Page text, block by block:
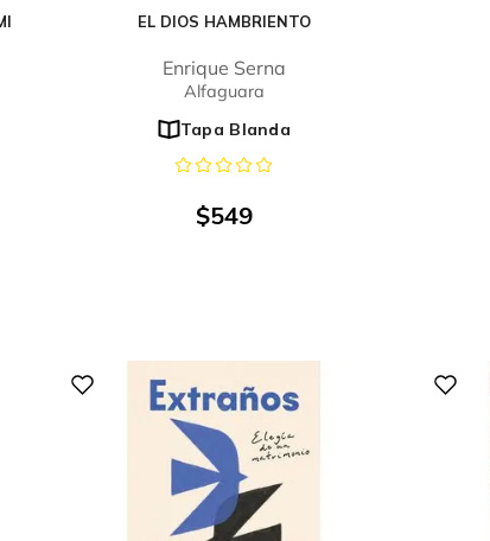
EL DIOS HAMBRIENTO
Enrique Serna
Alfaguara
Tapa Blanda
$549